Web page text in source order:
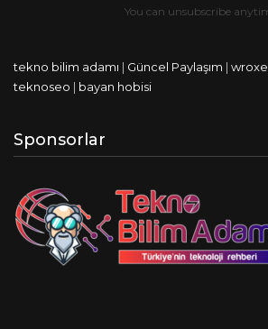
tekno bilim adamı | Güncel Paylaşım | wroxe
teknoseo | bayan hobisi
Sponsorlar